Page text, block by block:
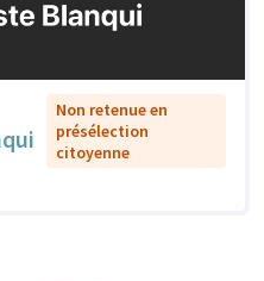
Non retenue en
présélection
citoyenne